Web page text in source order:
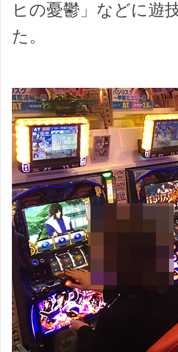
ヒの憂鬱」などに遊
た。